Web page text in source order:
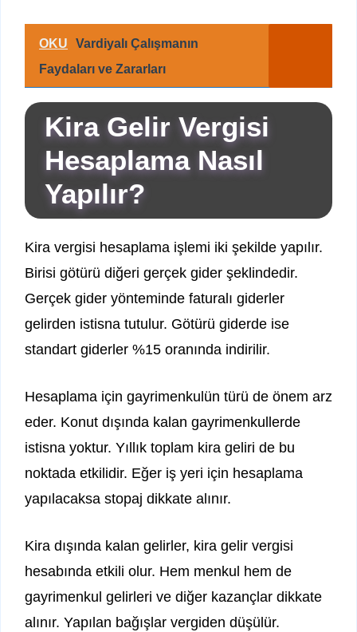
OKU
Vardiyalı Çalışmanın
Faydaları ve Zararları
Kira Gelir Vergisi
Hesaplama Nasıl
Yapılır?
Kira vergisi hesaplama işlemi iki şekilde yapılır.
Birisi götürü diğeri gerçek gider şeklindedir.
Gerçek gider yönteminde faturalı giderler
gelirden istisna tutulur. Götürü giderde ise
standart giderler %15 oranında indirilir.
Hesaplama için gayrimenkulün türü de önem arz
eder. Konut dışında kalan gayrimenkullerde
istisna yoktur. Yıllık toplam kira geliri de bu
noktada etkilidir. Eğer iş yeri için hesaplama
yapılacaksa stopaj dikkate alınır.
Kira dışında kalan gelirler, kira gelir vergisi
hesabında etkili olur. Hem menkul hem de
gayrimenkul gelirleri ve diğer kazançlar dikkate
alınır. Yapılan bağışlar vergiden düşülür.